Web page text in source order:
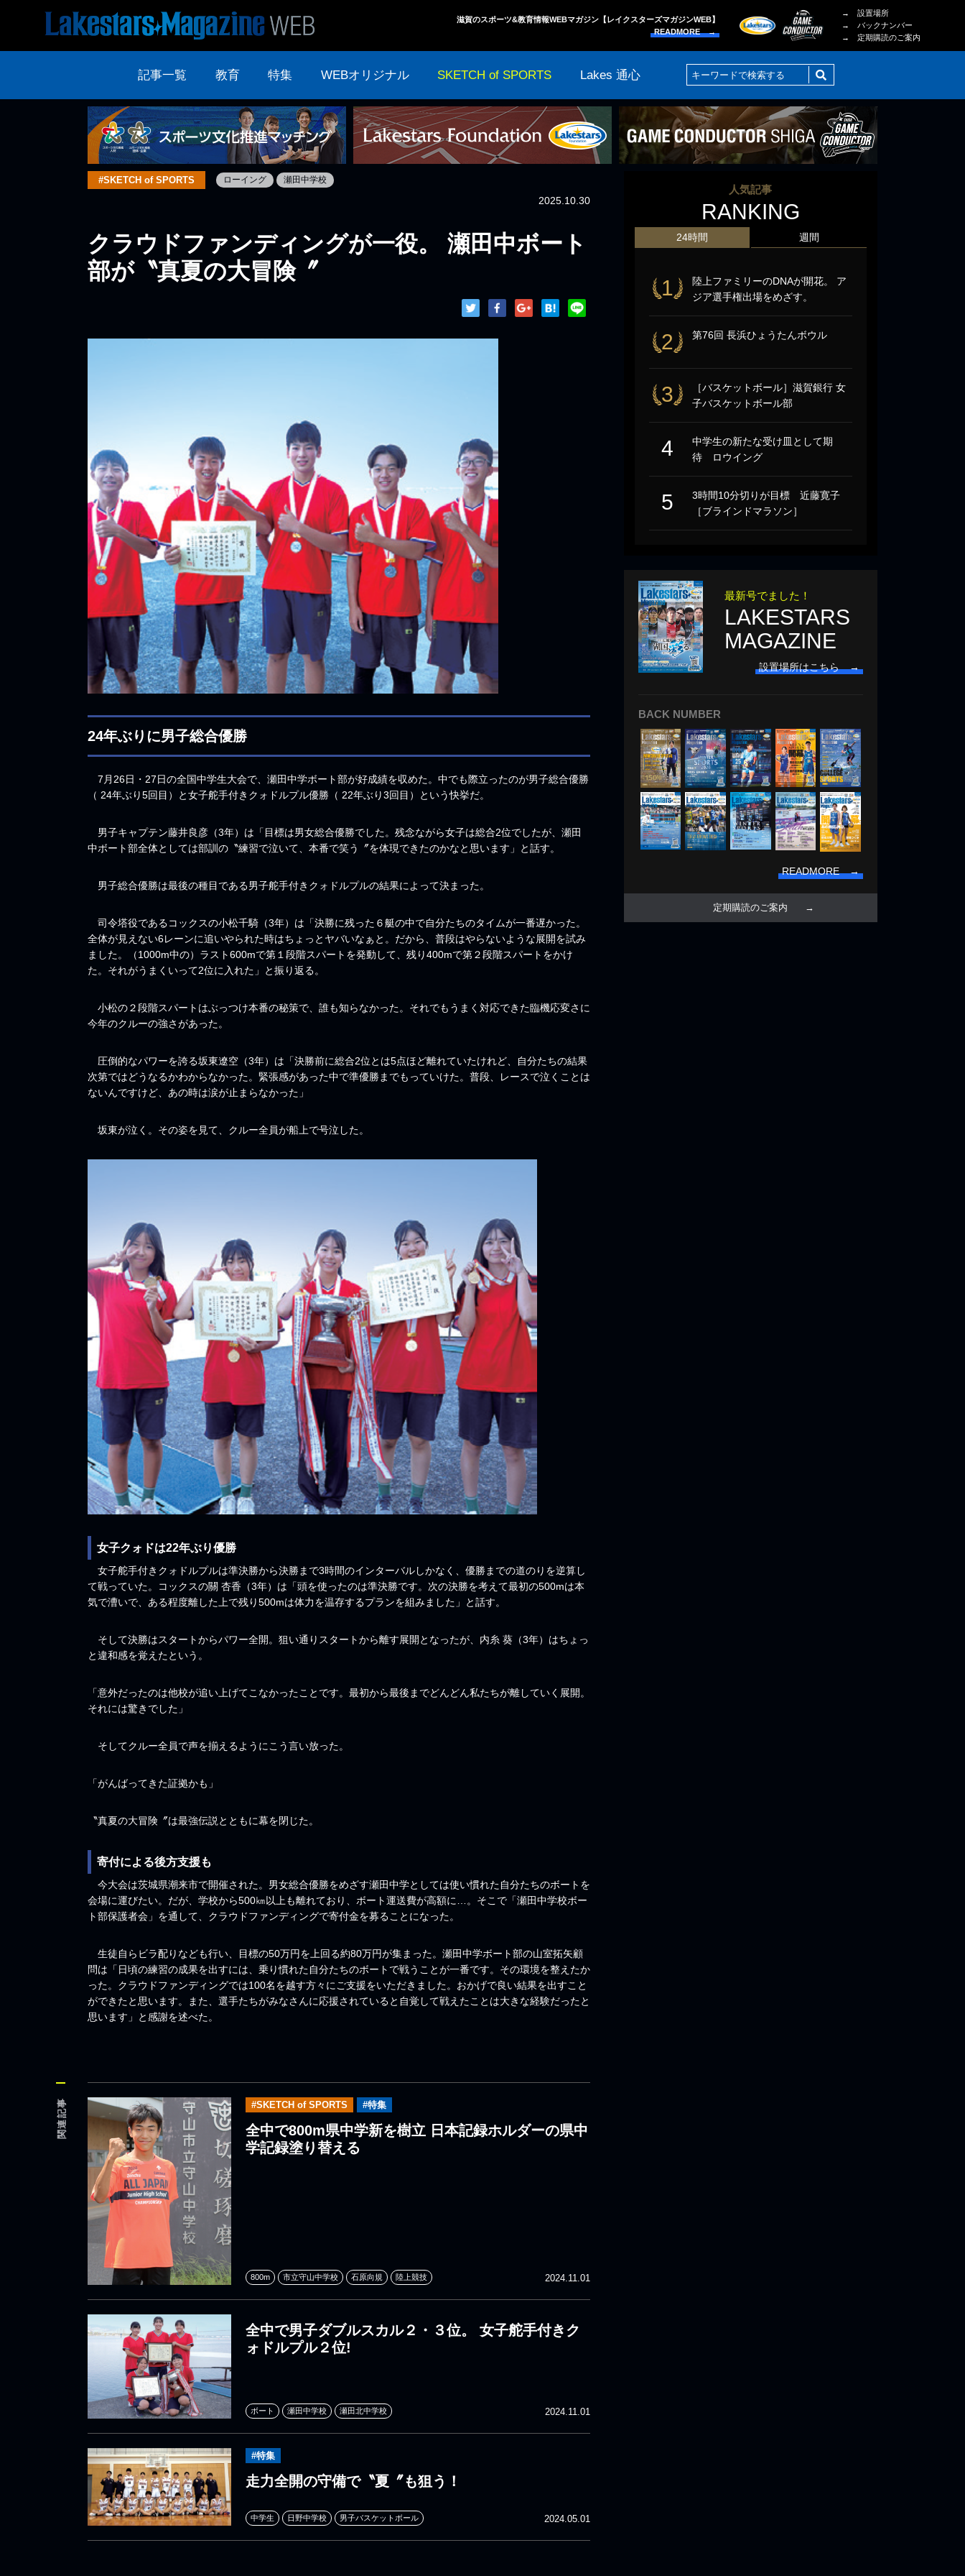
滋賀のスポーツ&教育情報WEBマガジン【レイクスターズマガジンWEB】
READMORE →
→ 設置場所
→ バックナンバー
→ 定期購読のご案内
記事一覧 教育 特集 WEBオリジナル SKETCH of SPORTS Lakes 通心
#SKETCH of SPORTS ローイング 瀬田中学校
2025.10.30
クラウドファンディングが一役。 瀬田中ボート
部が〝真夏の大冒険〞
24年ぶりに男子総合優勝
7月26日・27日の全国中学生大会で、瀬田中学ボート部が好成績を収めた。中でも際立ったのが男子総合優勝
（ 24年ぶり5回目）と女子舵手付きクォドルプル優勝（ 22年ぶり3回目）という快挙だ。
男子キャプテン藤井良彦（3年）は「目標は男女総合優勝でした。残念ながら女子は総合2位でしたが、瀬田
中ボート部全体としては部訓の〝練習で泣いて、本番で笑う〞を体現できたのかなと思います」と話す。
男子総合優勝は最後の種目である男子舵手付きクォドルプルの結果によって決まった。
司令塔役であるコックスの小松千騎（3年）は「決勝に残った６艇の中で自分たちのタイムが一番遅かった。
全体が見えない6レーンに追いやられた時はちょっとヤバいなぁと。だから、普段はやらないような展開を試み
ました。（1000m中の）ラスト600mで第１段階スパートを発動して、残り400mで第２段階スパートをかけ
た。それがうまくいって2位に入れた」と振り返る。
小松の２段階スパートはぶっつけ本番の秘策で、誰も知らなかった。それでもうまく対応できた臨機応変さに
今年のクルーの強さがあった。
圧倒的なパワーを誇る坂東遼空（3年）は「決勝前に総合2位とは5点ほど離れていたけれど、自分たちの結果
次第ではどうなるかわからなかった。緊張感があった中で準優勝までもっていけた。普段、レースで泣くことは
ないんですけど、あの時は涙が止まらなかった」
坂東が泣く。その姿を見て、クルー全員が船上で号泣した。
女子クォドは22年ぶり優勝
女子舵手付きクォドルプルは準決勝から決勝まで3時間のインターバルしかなく、優勝までの道のりを逆算し
て戦っていた。コックスの關 杏香（3年）は「頭を使ったのは準決勝です。次の決勝を考えて最初の500mは本
気で漕いで、ある程度離した上で残り500mは体力を温存するプランを組みました」と話す。
そして決勝はスタートからパワー全開。狙い通りスタートから離す展開となったが、内糸 葵（3年）はちょっ
と違和感を覚えたという。
「意外だったのは他校が追い上げてこなかったことです。最初から最後までどんどん私たちが離していく展開。
それには驚きでした」
そしてクルー全員で声を揃えるようにこう言い放った。
「がんばってきた証拠かも」
〝真夏の大冒険〞は最強伝説とともに幕を閉じた。
寄付による後方支援も
今大会は茨城県潮来市で開催された。男女総合優勝をめざす瀬田中学としては使い慣れた自分たちのボートを
会場に運びたい。だが、学校から500㎞以上も離れており、ボート運送費が高額に…。そこで「瀬田中学校ボー
ト部保護者会」を通して、クラウドファンディングで寄付金を募ることになった。
生徒自らビラ配りなども行い、目標の50万円を上回る約80万円が集まった。瀬田中学ボート部の山室拓矢顧
問は「日頃の練習の成果を出すには、乗り慣れた自分たちのボートで戦うことが一番です。その環境を整えたか
った。クラウドファンディングでは100名を越す方々にご支援をいただきました。おかげで良い結果を出すこと
ができたと思います。また、選手たちがみなさんに応援されていると自覚して戦えたことは大きな経験だったと
思います」と感謝を述べた。
関連記事 #SKETCH of SPORTS #特集
全中で800m県中学新を樹立 日本記録ホルダーの県中
学記録塗り替える
2024.11.01
800m 市立守山中学校 石原向規 陸上競技
全中で男子ダブルスカル２・３位。 女子舵手付きク
ォドルプル２位!
2024.11.01
ボート 瀬田中学校 瀬田北中学校
#特集
走力全開の守備で〝夏〞も狙う！
2024.05.01
中学生 日野中学校 男子バスケットボール
人気記事
RANKING
24時間
1
陸上ファミリーのDNAが開花。 ア
ジア選手権出場をめざす。
2 第76回 長浜ひょうたんボウル
3
［バスケットボール］滋賀銀行 女
子バスケットボール部
4
中学生の新たな受け皿として期
待 ロウイング
5
3時間10分切りが目標 近藤寛子
［ブラインドマラソン］
週間
最新号でました！
LAKESTARS
MAGAZINE
設置場所はこちら →
BACK NUMBER
READMORE →
定期購読のご案内